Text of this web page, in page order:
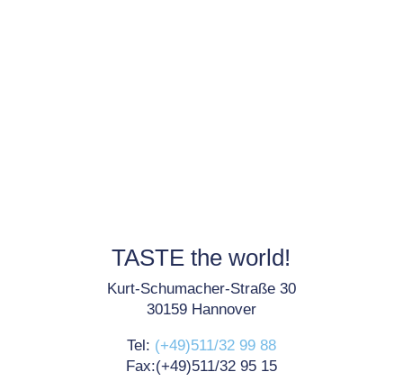
TASTE the world!
Kurt-Schumacher-Straße 30
30159 Hannover
Tel: (+49)511/32 99 88
Fax:(+49)511/32 95 15